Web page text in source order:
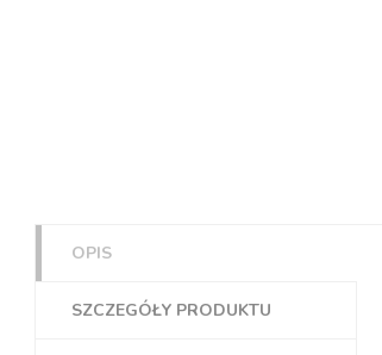
OPIS
SZCZEGÓŁY PRODUKTU